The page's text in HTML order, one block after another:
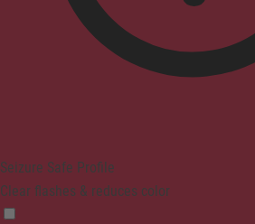
Seizure Safe Profile
Clear flashes & reduces color